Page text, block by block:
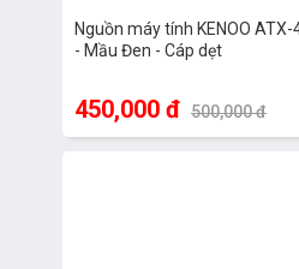
Nguồn máy tính KENOO ATX-
- Mầu Đen - Cáp dẹt
450,000 đ 500,000 đ